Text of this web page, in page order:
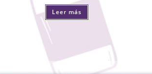
Leer más